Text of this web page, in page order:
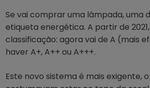
Se vai comprar uma lâmpada, uma
etiqueta energética. A partir de
classificação: agora vai de A (mais
haver A+, A++ ou A+++.
Este novo sistema é mais exigente,